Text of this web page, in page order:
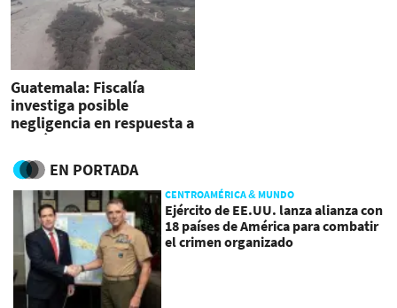
Guatemala: Fiscalía
investiga posible
negligencia en respuesta a
Volcán de Fuego
EN PORTADA
CENTROAMÉRICA & MUNDO
Ejército de EE.UU. lanza alianza con
18 países de América para combatir
el crimen organizado